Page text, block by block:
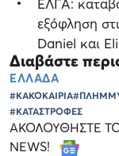
ΕΛΓΑ:
εξόφληση
Daniel και
Διαβάστε
ΕΛΛΑΔΑ
#ΚΑΚΟΚΑΙΡΙΑ
#ΚΑΤΑΣΤΡΟΦΕΣ
ΑΚΟΛΟΥΘΗΣΤΕ ΤΟ
NEWS!